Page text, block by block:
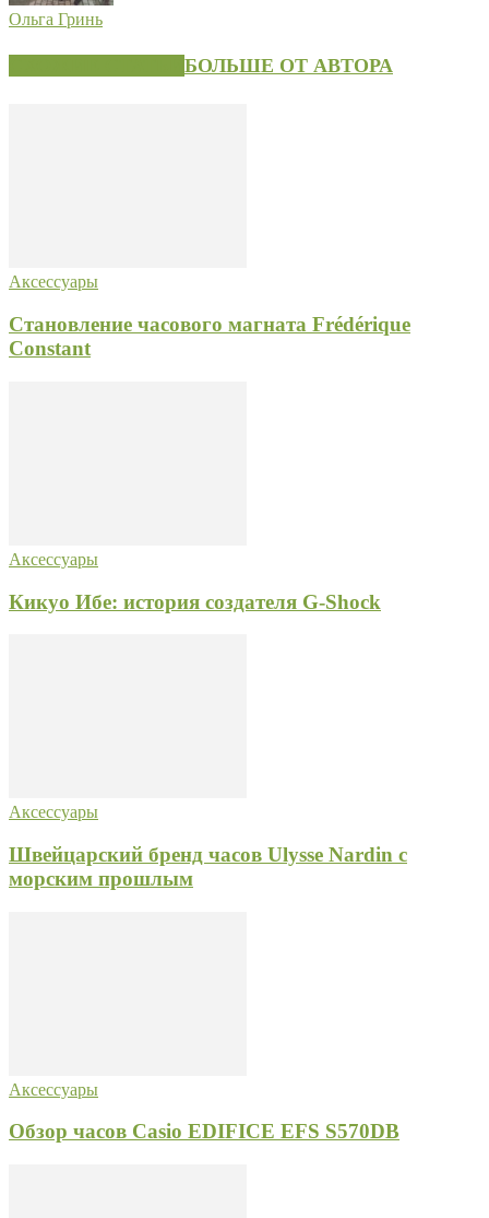
Ольга Гринь
БОЛЬШЕ ОТ АВТОРА
Аксессуары
Становление часового магната Frédérique
Constant
Аксессуары
Кикуо Ибе: история создателя G-Shock
Аксессуары
Швейцарский бренд часов Ulysse Nardin с
морским прошлым
Аксессуары
Обзор часов Casio EDIFICE EFS S570DB